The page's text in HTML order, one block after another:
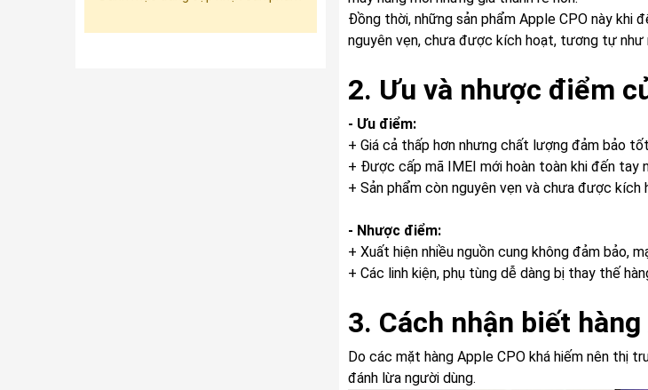
Đồng thời, những sản phẩm Apple CPO này khi
nguyên vẹn, chưa được kích hoạt, tương tự như
2. Ưu và nhược điểm
- Ưu điểm:
+ Giá cả thấp hơn nhưng chất lượng đảm bảo
+ Được cấp mã IMEI mới hoàn toàn khi đến tay
+ Sản phẩm còn nguyên vẹn và chưa được kích
- Nhược điểm:
+ Xuất hiện nhiều nguồn cung không đảm bảo,
+ Các linh kiện, phụ tùng dễ dàng bị thay thế
3. Cách nhận biết hàng
Do các mặt hàng Apple CPO khá hiếm nên thị
đánh lừa người dùng.